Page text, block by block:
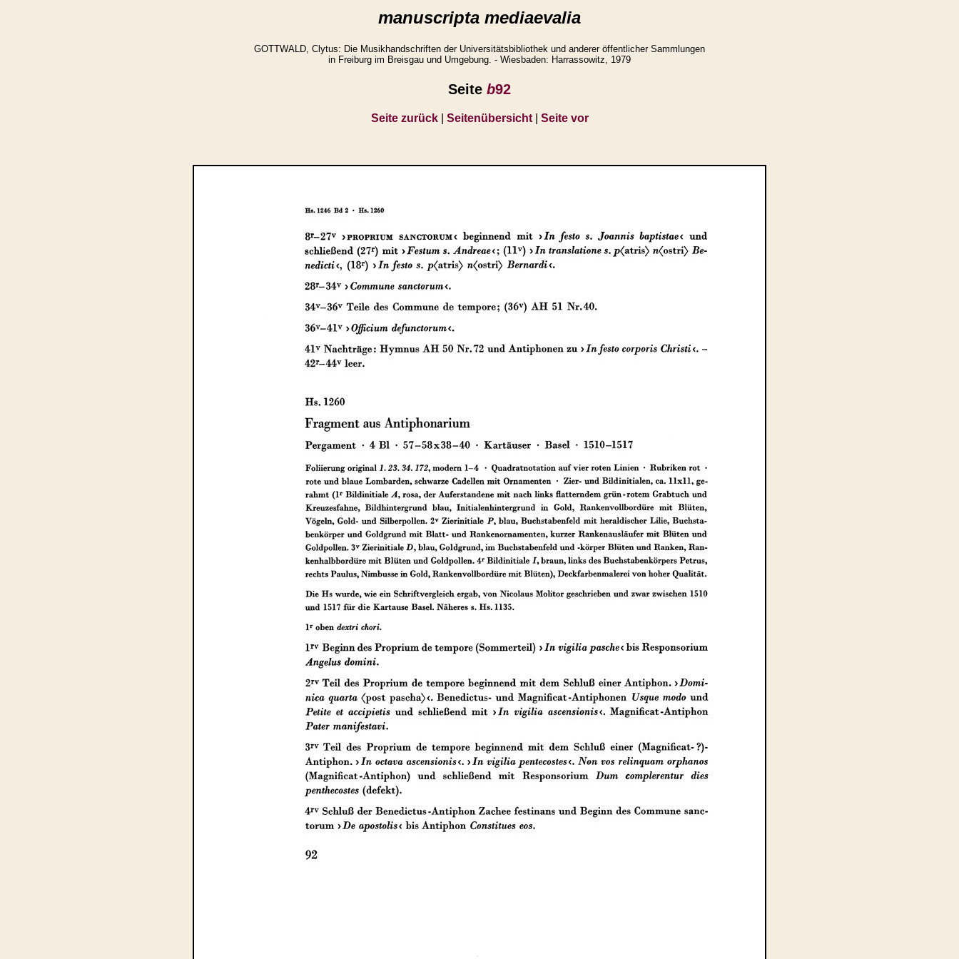
manuscripta mediaevalia
GOTTWALD, Clytus: Die Musikhandschriften der Universitätsbibliothek und anderer öffentlicher Sammlungen
in Freiburg im Breisgau und Umgebung. - Wiesbaden: Harrassowitz, 1979
Seite b92
Seite zurück| Seitenübersicht| Seite vor